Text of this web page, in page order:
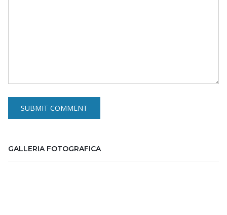
GALLERIA FOTOGRAFICA